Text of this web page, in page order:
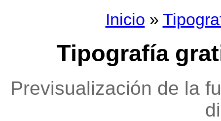
Inicio »
Tipografía
Previsualización de la